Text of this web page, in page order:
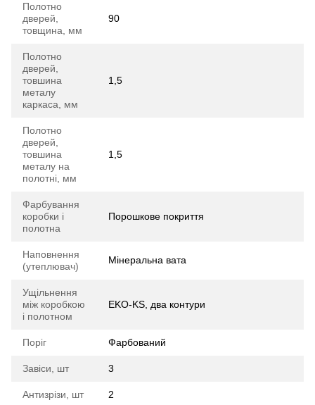
Полотно
дверей,
товщина, мм
90
Полотно
дверей,
товшина
металу
каркаса, мм
1,5
Полотно
дверей,
товшина
металу на
полотні, мм
1,5
Фарбування
коробки і
полотна
Порошкове покриття
Наповнення
(утеплювач)
Мінеральна вата
Ущільнення
між коробкою
і полотном
EKO-KS, два контури
Поріг Фарбований
Завіси, шт 3
Антизрізи, шт 2